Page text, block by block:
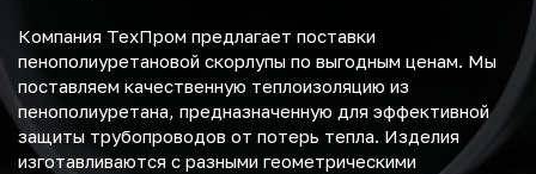
Компания ТехПром предлагает поставки
пенополиуретановой скорлупы по выгодным ценам. Мы
поставляем качественную теплоизоляцию из
пенополиуретана, предназначенную для эффективной
защиты трубопроводов от потерь тепла. Изделия
изготавливаются с разными геометрическими